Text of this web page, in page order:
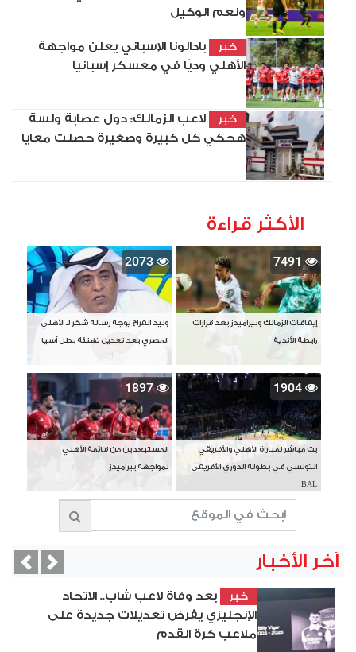
ونعم الوكيل
خبر
بادالونا الإسباني يعلن مواجهة
الأهلي وديًا في معسكر إسبانيا
خبر
لاعب الزمالك: دول عصابة ولسة
هحكي كل كبيرة وصغيرة حصلت معايا
الأكثر قراءة
7491
إيقافات الزمالك وبيراميدز بعد قرارات
رابطة الأندية
2073
وليد الفراج يوجه رسالة شكر لـ الأهلي
المصري بعد تعديل تهنئة بطل آسيا
1904
بث مباشر لمباراة الأهلي والأفريقي
التونسي في بطولة الدوري الأفريقي
BAL
1897
المستبعدين من قائمة الأهلي
لمواجهة بيراميدز
آخر الأخبار
خبر
بعد وفاة لاعب شاب.. الاتحاد
الإنجليزي يفرض تعديلات جديدة على
ملاعب كرة القدم
Next